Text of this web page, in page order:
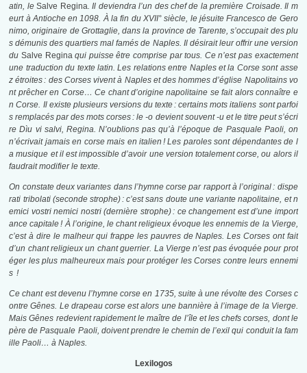
atin, leSalve Regina. Il deviendra l’un des chef de la première Croisade. Il m
eurt à Antioche en 1098.À la fin du XVII° siècle, le jésuite Francesco de Gero
nimo, originaire de Grottaglie, dans la province de Tarente, s’occupait des plu
s démunis des quartiers mal famés de Naples. Il désirait leur offrir une version
du Salve Reginaqui puisse être comprise par tous. Ce n’est pas exactement
une traduction du texte latin.Les relations entre Naples et la Corse sont asse
z étroites : des Corses vivent à Naples et des hommes d’église Napolitains vo
nt prêcher en Corse… Ce chant d’origine napolitaine se fait alors connaître e
n Corse. Il existe plusieurs versions du texte : certains mots italiens sont parfoi
s remplacés par des mots corses : le -o devient souvent -u et le titre peut s’écri
reDìu vi salvi, Regina. N’oublions pas qu’à l’époque de Pasquale Paoli, on
n’écrivait jamais en corse mais en italien ! Les paroles sont dépendantes de l
a musique et il est impossible d’avoir une version totalement corse, ou alors il
faudrait modifier le texte.
On constate deux variantes dans l’hymne corse par rapport à l’original : dispe
rati tribolati(seconde strophe) : c’est sans doute une variante napolitaine, etn
emici vostri nemici nostri(dernière strophe) : ce changement est d’une import
ance capitale ! À l’origine, le chant religieux évoque les ennemis de la Vierge,
c’est à dire le malheur qui frappe les pauvres de Naples.Les Corses ont fait
d’un chant religieux un chant guerrier. La Vierge n’est pas évoquée pour prot
éger les plus malheureux mais pour protéger les Corses contre leurs ennemi
s !
Ce chant est devenu l’hymne corse en 1735, suite à une révolte des Corses c
ontre Gênes. Le drapeau corse est alors une bannière à l’image de la Vierge.
Mais Gênes redevient rapidement le maître de l’île et les chefs corses, dont le
père de Pasquale Paoli, doivent prendre le chemin de l’exil qui conduit la fam
ille Paoli… à Naples.
Lexilogos